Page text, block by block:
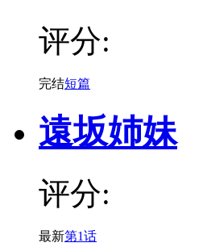
评分:
完结短篇
遠坂姉妹
评分:
最新第1话